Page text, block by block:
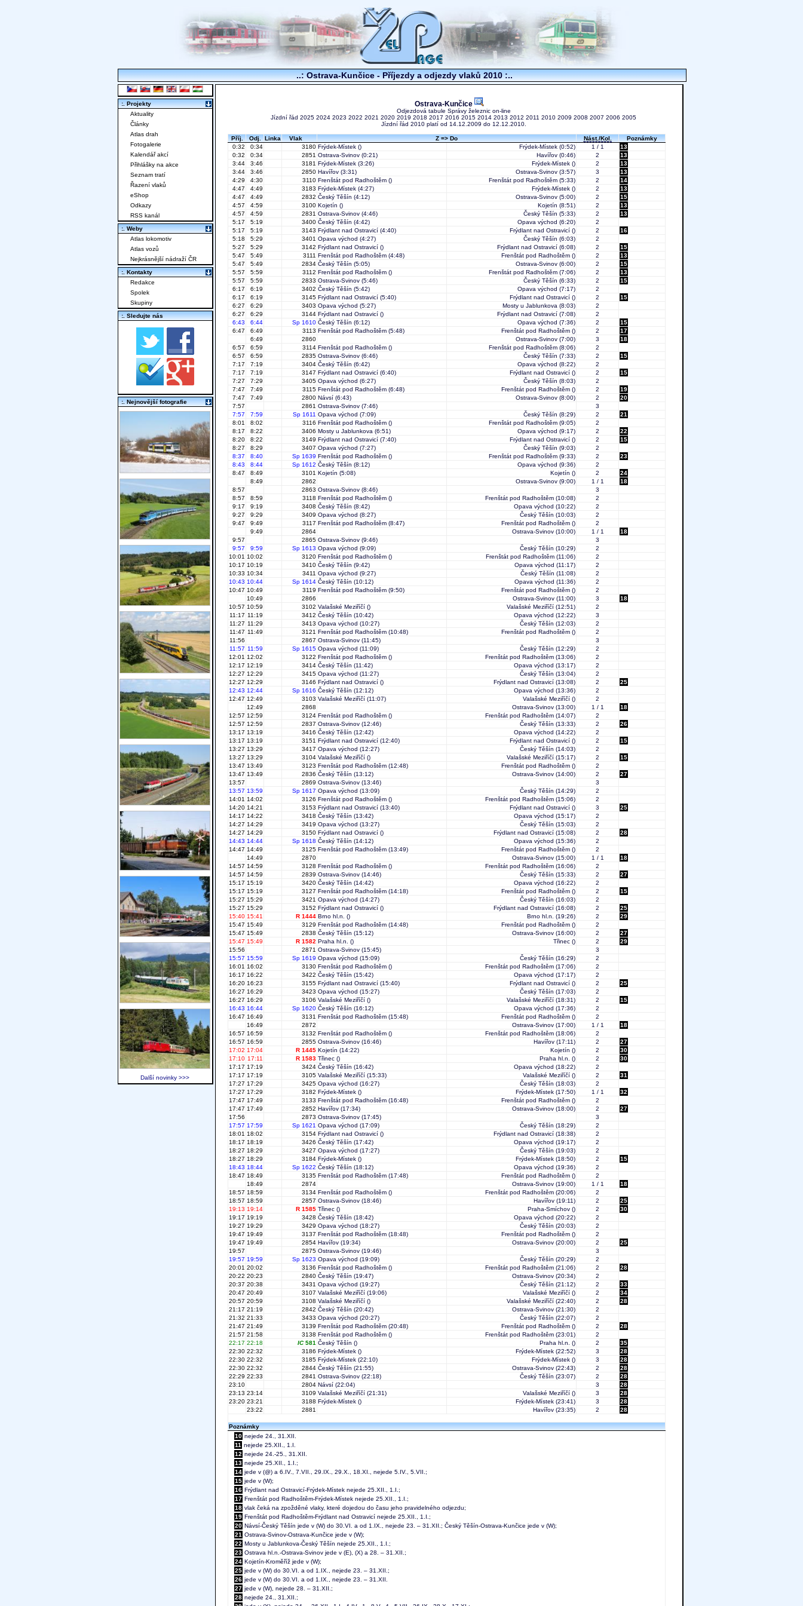
..: Ostrava-Kunčice - Příjezdy a odjezdy vlaků 2010 :..
Ostrava-Kunčice
Odjezdová tabule Správy železnic on-line
Jízdní řád 2025 2024 2023 2022 2021 2020 2019 2018 2017 2016 2015 2014 2013 2012 2011 2010 2009 2008 2007 2006 2005
Jízdní řád 2010 platí od 14.12.2009 do 12.12.2010.
Příj. Odj. Linka Vlak Z => Do Nást./Kol.
Poznámky
0:32
0:34 3180 Frýdek-Místek () Frýdek-Místek (0:52) 1 / 1
13
0:32
0:34 2851 Ostrava-Svinov (0:21) Havířov (0:46) 2
13
3:44
3:46 3181 Frýdek-Místek (3:26) Frýdek-Místek () 2
13
3:44
3:46 2850 Havířov (3:31) Ostrava-Svinov (3:57) 3
13
4:29
4:30 3110 Frenštát pod Radhoštěm () Frenštát pod Radhoštěm (5:33) 2
14
4:47
4:49 3183 Frýdek-Místek (4:27) Frýdek-Místek () 2
13
4:47
4:49 2832 Český Těšín (4:12) Ostrava-Svinov (5:00) 2
15
4:57
4:59 3100 Kojetín () Kojetín (8:51) 2
13
4:57
4:59 2831 Ostrava-Svinov (4:46) Český Těšín (5:33) 2
13
5:17
5:19 3400 Český Těšín (4:42) Opava východ (6:20)
2
5:17
5:19 3143 Frýdlant nad Ostravicí (4:40) Frýdlant nad Ostravicí () 2
16
5:18
5:29 3401 Opava východ (4:27) Český Těšín (6:03)
2
5:27
5:29 3142 Frýdlant nad Ostravicí () Frýdlant nad Ostravicí (6:08) 2
15
5:47
5:49 3111 Frenštát pod Radhoštěm (4:48) Frenštát pod Radhoštěm () 2
13
5:47
5:49 2834 Český Těšín (5:05) Ostrava-Svinov (6:00) 2
15
5:57
5:59 3112 Frenštát pod Radhoštěm () Frenštát pod Radhoštěm (7:06) 2
13
5:57
5:59 2833 Ostrava-Svinov (5:46) Český Těšín (6:33) 2
15
6:17
6:19 3402 Český Těšín (5:42) Opava východ (7:17)
2
6:17
6:19 3145 Frýdlant nad Ostravicí (5:40) Frýdlant nad Ostravicí () 2
15
6:27
6:29 3403 Opava východ (5:27) Mosty u Jablunkova (8:03)
2
6:27
6:29 3144 Frýdlant nad Ostravicí () Frýdlant nad Ostravicí (7:08)
2
6:43
6:44 Sp 1610 Český Těšín (6:12) Opava východ (7:36) 2
15
6:47
6:49 3113 Frenštát pod Radhoštěm (5:48) Frenštát pod Radhoštěm () 2
17
6:49
2860 Ostrava-Svinov (7:00) 3
18
6:57
6:59 3114 Frenštát pod Radhoštěm () Frenštát pod Radhoštěm (8:06)
2
6:57
6:59 2835 Ostrava-Svinov (6:46) Český Těšín (7:33) 2
15
7:17
7:19 3404 Český Těšín (6:42) Opava východ (8:22)
2
7:17
7:19 3147 Frýdlant nad Ostravicí (6:40) Frýdlant nad Ostravicí () 2
15
7:27
7:29 3405 Opava východ (6:27) Český Těšín (8:03)
2
7:47
7:49 3115 Frenštát pod Radhoštěm (6:48) Frenštát pod Radhoštěm () 2
19
7:47
7:49 2800 Návsí (6:43) Ostrava-Svinov (8:00) 2
20
7:57
2861 Ostrava-Svinov (7:46)
3
7:57
7:59 Sp 1611 Opava východ (7:09) Český Těšín (8:29) 2
21
8:01
8:02 3116 Frenštát pod Radhoštěm () Frenštát pod Radhoštěm (9:05)
2
8:17
8:22 3406 Mosty u Jablunkova (6:51) Opava východ (9:17) 2
22
8:20
8:22 3149 Frýdlant nad Ostravicí (7:40) Frýdlant nad Ostravicí () 2
15
8:27
8:29 3407 Opava východ (7:27) Český Těšín (9:03)
2
8:37
8:40 Sp 1639 Frenštát pod Radhoštěm () Frenštát pod Radhoštěm (9:33) 2
23
8:43
8:44 Sp 1612 Český Těšín (8:12) Opava východ (9:36)
2
8:47
8:49 3101 Kojetín (5:08) Kojetín () 2
24
8:49
2862 Ostrava-Svinov (9:00) 1 / 1
18
8:57
2863 Ostrava-Svinov (8:46)
3
8:57
8:59 3118 Frenštát pod Radhoštěm () Frenštát pod Radhoštěm (10:08)
2
9:17
9:19 3408 Český Těšín (8:42) Opava východ (10:22)
2
9:27
9:29 3409 Opava východ (8:27) Český Těšín (10:03)
2
9:47
9:49 3117 Frenštát pod Radhoštěm (8:47) Frenštát pod Radhoštěm ()
2
9:49
2864 Ostrava-Svinov (10:00) 1 / 1
18
9:57
2865 Ostrava-Svinov (9:46)
3
9:57
9:59 Sp 1613 Opava východ (9:09) Český Těšín (10:29)
2
10:01 10:02 3120 Frenštát pod Radhoštěm () Frenštát pod Radhoštěm (11:06)
2
10:17 10:19 3410 Český Těšín (9:42) Opava východ (11:17)
2
10:33 10:34 3411 Opava východ (9:27) Český Těšín (11:08)
2
10:43 10:44 Sp 1614 Český Těšín (10:12) Opava východ (11:36)
2
10:47 10:49 3119 Frenštát pod Radhoštěm (9:50) Frenštát pod Radhoštěm ()
2
10:49
2866 Ostrava-Svinov (11:00) 3
18
10:57 10:59 3102 Valašské Meziříčí () Valašské Meziříčí (12:51)
2
11:17 11:19 3412 Český Těšín (10:42) Opava východ (12:22)
3
11:27 11:29 3413 Opava východ (10:27) Český Těšín (12:03)
2
11:47 11:49 3121 Frenštát pod Radhoštěm (10:48) Frenštát pod Radhoštěm ()
2
11:56
2867 Ostrava-Svinov (11:45)
3
11:57 11:59 Sp 1615 Opava východ (11:09) Český Těšín (12:29)
2
12:01 12:02 3122 Frenštát pod Radhoštěm () Frenštát pod Radhoštěm (13:06)
2
12:17 12:19 3414 Český Těšín (11:42) Opava východ (13:17)
2
12:27 12:29 3415 Opava východ (11:27) Český Těšín (13:04)
2
12:27 12:29 3146 Frýdlant nad Ostravicí () Frýdlant nad Ostravicí (13:08) 2
25
12:43 12:44 Sp 1616 Český Těšín (12:12) Opava východ (13:36)
2
12:47 12:49 3103 Valašské Meziříčí (11:07) Valašské Meziříčí ()
2
12:49
2868 Ostrava-Svinov (13:00) 1 / 1
18
12:57 12:59 3124 Frenštát pod Radhoštěm () Frenštát pod Radhoštěm (14:07)
2
12:57 12:59 2837 Ostrava-Svinov (12:46) Český Těšín (13:33) 2
26
13:17 13:19 3416 Český Těšín (12:42) Opava východ (14:22)
2
13:17 13:19 3151 Frýdlant nad Ostravicí (12:40) Frýdlant nad Ostravicí () 2
15
13:27 13:29 3417 Opava východ (12:27) Český Těšín (14:03)
2
13:27 13:29 3104 Valašské Meziříčí () Valašské Meziříčí (15:17) 2
15
13:47 13:49 3123 Frenštát pod Radhoštěm (12:48) Frenštát pod Radhoštěm ()
2
13:47 13:49 2836 Český Těšín (13:12) Ostrava-Svinov (14:00) 2
27
13:57
2869 Ostrava-Svinov (13:46)
3
13:57 13:59 Sp 1617 Opava východ (13:09) Český Těšín (14:29)
2
14:01 14:02 3126 Frenštát pod Radhoštěm () Frenštát pod Radhoštěm (15:06)
2
14:20 14:21 3153 Frýdlant nad Ostravicí (13:40) Frýdlant nad Ostravicí () 3
25
14:17 14:22 3418 Český Těšín (13:42) Opava východ (15:17)
2
14:27 14:29 3419 Opava východ (13:27) Český Těšín (15:03)
2
14:27 14:29 3150 Frýdlant nad Ostravicí () Frýdlant nad Ostravicí (15:08) 2
28
14:43 14:44 Sp 1618 Český Těšín (14:12) Opava východ (15:36)
2
14:47 14:49 3125 Frenštát pod Radhoštěm (13:49) Frenštát pod Radhoštěm ()
2
14:49
2870 Ostrava-Svinov (15:00) 1 / 1
18
14:57 14:59 3128 Frenštát pod Radhoštěm () Frenštát pod Radhoštěm (16:06)
2
14:57 14:59 2839 Ostrava-Svinov (14:46) Český Těšín (15:33) 2
27
15:17 15:19 3420 Český Těšín (14:42) Opava východ (16:22)
2
15:17 15:19 3127 Frenštát pod Radhoštěm (14:18) Frenštát pod Radhoštěm () 2
15
15:27 15:29 3421 Opava východ (14:27) Český Těšín (16:03)
2
15:27 15:29 3152 Frýdlant nad Ostravicí () Frýdlant nad Ostravicí (16:08) 2
25
15:40 15:41 R 1444 Brno hl.n. () Brno hl.n. (19:26) 2
29
15:47 15:49 3129 Frenštát pod Radhoštěm (14:48) Frenštát pod Radhoštěm ()
2
15:47 15:49 2838 Český Těšín (15:12) Ostrava-Svinov (16:00) 2
27
15:47 15:49 R 1582 Praha hl.n. () Třinec () 2
29
15:56
2871 Ostrava-Svinov (15:45)
3
15:57 15:59 Sp 1619 Opava východ (15:09) Český Těšín (16:29)
2
16:01 16:02 3130 Frenštát pod Radhoštěm () Frenštát pod Radhoštěm (17:06)
2
16:17 16:22 3422 Český Těšín (15:42) Opava východ (17:17)
2
16:20 16:23 3155 Frýdlant nad Ostravicí (15:40) Frýdlant nad Ostravicí () 2
25
16:27 16:29 3423 Opava východ (15:27) Český Těšín (17:03)
2
16:27 16:29 3106 Valašské Meziříčí () Valašské Meziříčí (18:31) 2
15
16:43 16:44 Sp 1620 Český Těšín (16:12) Opava východ (17:36)
2
16:47 16:49 3131 Frenštát pod Radhoštěm (15:48) Frenštát pod Radhoštěm ()
2
16:49
2872 Ostrava-Svinov (17:00) 1 / 1
18
16:57 16:59 3132 Frenštát pod Radhoštěm () Frenštát pod Radhoštěm (18:06)
2
16:57 16:59 2855 Ostrava-Svinov (16:46) Havířov (17:11) 2
27
17:02 17:04 R 1445 Kojetín (14:22) Kojetín () 2
30
17:10 17:11 R 1583 Třinec () Praha hl.n. () 2
30
17:17 17:19 3424 Český Těšín (16:42) Opava východ (18:22)
2
17:17 17:19 3105 Valašské Meziříčí (15:33) Valašské Meziříčí () 2
31
17:27 17:29 3425 Opava východ (16:27) Český Těšín (18:03)
2
17:27 17:29 3182 Frýdek-Místek () Frýdek-Místek (17:50) 1 / 1
32
17:47 17:49 3133 Frenštát pod Radhoštěm (16:48) Frenštát pod Radhoštěm ()
2
17:47 17:49 2852 Havířov (17:34) Ostrava-Svinov (18:00) 2
27
17:56
2873 Ostrava-Svinov (17:45)
3
17:57 17:59 Sp 1621 Opava východ (17:09) Český Těšín (18:29)
2
18:01 18:02 3154 Frýdlant nad Ostravicí () Frýdlant nad Ostravicí (18:38)
2
18:17 18:19 3426 Český Těšín (17:42) Opava východ (19:17)
2
18:27 18:29 3427 Opava východ (17:27) Český Těšín (19:03)
2
18:27 18:29 3184 Frýdek-Místek () Frýdek-Místek (18:50) 2
15
18:43 18:44 Sp 1622 Český Těšín (18:12) Opava východ (19:36)
2
18:47 18:49 3135 Frenštát pod Radhoštěm (17:48) Frenštát pod Radhoštěm ()
2
18:49
2874 Ostrava-Svinov (19:00) 1 / 1
18
18:57 18:59 3134 Frenštát pod Radhoštěm () Frenštát pod Radhoštěm (20:06)
2
18:57 18:59 2857 Ostrava-Svinov (18:46) Havířov (19:11) 2
25
19:13 19:14 R 1585 Třinec () Praha-Smíchov () 2
30
19:17 19:19 3428 Český Těšín (18:42) Opava východ (20:22)
2
19:27 19:29 3429 Opava východ (18:27) Český Těšín (20:03)
2
19:47 19:49 3137 Frenštát pod Radhoštěm (18:48) Frenštát pod Radhoštěm ()
2
19:47 19:49 2854 Havířov (19:34) Ostrava-Svinov (20:00) 2
25
19:57
2875 Ostrava-Svinov (19:46)
3
19:57 19:59 Sp 1623 Opava východ (19:09) Český Těšín (20:29)
2
20:01 20:02 3136 Frenštát pod Radhoštěm () Frenštát pod Radhoštěm (21:06) 2
28
20:22 20:23 2840 Český Těšín (19:47) Ostrava-Svinov (20:34)
2
20:37 20:38 3431 Opava východ (19:27) Český Těšín (21:12) 2
33
20:47 20:49 3107 Valašské Meziříčí (19:06) Valašské Meziříčí () 2
34
20:57 20:59 3108 Valašské Meziříčí () Valašské Meziříčí (22:40) 2
28
21:17 21:19 2842 Český Těšín (20:42) Ostrava-Svinov (21:30)
2
21:32 21:33 3433 Opava východ (20:27) Český Těšín (22:07)
2
21:47 21:49 3139 Frenštát pod Radhoštěm (20:48) Frenštát pod Radhoštěm () 2
28
21:57 21:58 3138 Frenštát pod Radhoštěm () Frenštát pod Radhoštěm (23:01)
2
22:17 22:18 IC581 Český Těšín () Praha hl.n. () 2
35
22:30 22:32 3186 Frýdek-Místek () Frýdek-Místek (22:52) 3
28
22:30 22:32 3185 Frýdek-Místek (22:10) Frýdek-Místek () 3
28
22:30 22:32 2844 Český Těšín (21:55) Ostrava-Svinov (22:43) 2
28
22:29 22:33 2841 Ostrava-Svinov (22:18) Český Těšín (23:07) 2
28
23:10
2804 Návsí (22:04) 3
28
23:13 23:14 3109 Valašské Meziříčí (21:31) Valašské Meziříčí () 3
28
23:20 23:21 3188 Frýdek-Místek () Frýdek-Místek (23:41) 3
28
23:22
2881 Havířov (23:35) 2 28
Poznámky
10 nejede 24., 31.XII.
11 nejede 25.XII., 1.I.
12 nejede 24.-25., 31.XII.
13 nejede 25.XII., 1.I.;
14 jede v (@) a 6.IV., 7.VII., 29.IX., 29.X., 18.XI., nejede 5.IV., 5.VII.;
15 jede v (W);
16 Frýdlant nad Ostravicí-Frýdek-Místek nejede 25.XII., 1.I.;
17 Frenštát pod Radhoštěm-Frýdek-Místek nejede 25.XII., 1.I.;
18 vlak čeká na zpožděné vlaky, které dojedou do času jeho pravidelného odjezdu;
19 Frenštát pod Radhoštěm-Frýdlant nad Ostravicí nejede 25.XII., 1.I.;
20 Návsí-Český Těšín jede v (W) do 30.VI. a od 1.IX., nejede 23. – 31.XII.; Český Těšín-Ostrava-Kunčice jede v (W);
21 Ostrava-Svinov-Ostrava-Kunčice jede v (W);
22 Mosty u Jablunkova-Český Těšín nejede 25.XII., 1.I.;
23 Ostrava hl.n.-Ostrava-Svinov jede v (E), (X) a 28. – 31.XII.;
24 Kojetín-Kroměříž jede v (W);
25 jede v (W) do 30.VI. a od 1.IX., nejede 23. – 31.XII.;
26 jede v (W) do 30.VI. a od 1.IX., nejede 23. – 31.XII.
27 jede v (W), nejede 28. – 31.XII.;
28 nejede 24., 31.XII.;
:. Projekty
Aktuality
Články
Atlas drah
Fotogalerie
Kalendář akcí
Přihlášky na akce
Seznam tratí
Řazení vlaků
eShop
Odkazy
RSS kanál
:. Weby
Atlas lokomotiv
Atlas vozů
Nejkrásnější nádraží ČR
:. Kontakty
Redakce
Spolek
Skupiny
:. Sledujte nás
:. Nejnovější fotografie
Další novinky >>>